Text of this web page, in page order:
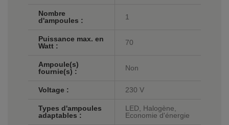
Nombre
d'ampoules :
1
Puissance max. en
Watt :
70
Ampoule(s)
fournie(s) :
Non
Voltage : 230 V
Types d'ampoules
adaptables :
LED, Halogène,
Economie d'énergie